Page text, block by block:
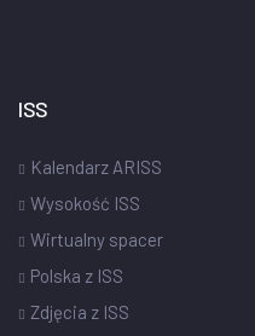
ISS
Kalendarz ARISS
Wysokość ISS
Wirtualny spacer
Polska z ISS
Zdjęcia z ISS